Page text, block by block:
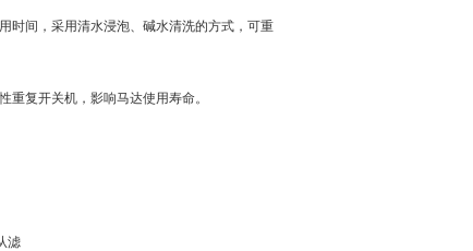
时间，采用清水浸泡、碱水清洗的方式，可重
复开关机，影响马达使用寿命。
滤